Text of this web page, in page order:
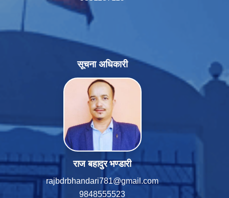
सूचना अधिकारी
राज बहादुर भण्डारी
rajbdrbhandari781@gmail.com
9848555523